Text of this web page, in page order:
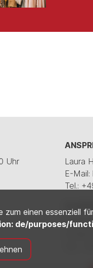
Uhr
Laura
E-Mail:
Tel.:
Lisa
zum einen essenziell
de/purposes/